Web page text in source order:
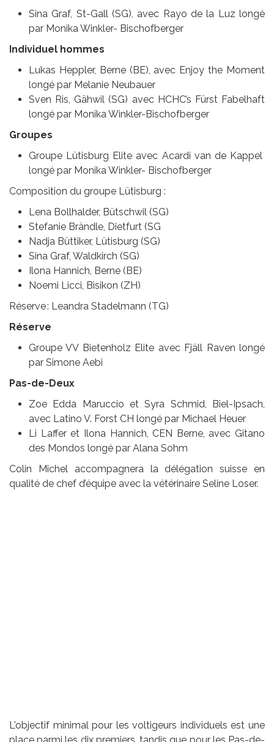
Sina Graf, St-Gall (SG), avec Rayo de la Luz longé
par Monika Winkler- Bischofberger
Individuel hommes
Lukas Heppler, Berne (BE), avec Enjoy the Moment
longé par Melanie Neubauer
Sven Ris, Gähwil (SG) avec HCHC’s Fürst Fabelhaft
longé par Monika Winkler-Bischofberger
Groupes
Groupe Lütisburg Elite avec Acardi van de Kappel
longé par Monika Winkler- Bischofberger
Composition du groupe Lütisburg :
Lena Bollhalder, Bütschwil (SG)
Stefanie Brändle, Dietfurt (SG
Nadja Büttiker, Lütisburg (SG)
Sina Graf, Waldkirch (SG)
Ilona Hannich, Berne (BE)
Noemi Licci, Bisikon (ZH)
Réserve : Leandra Stadelmann (TG)
Réserve
Groupe VV Bietenholz Elite avec Fjäll Raven longé
par Simone Aebi
Pas-de-Deux
Zoe Edda Maruccio et Syra Schmid, Biel-Ipsach,
avec Latino V. Forst CH longé par Michael Heuer
Li Laffer et Ilona Hannich, CEN Berne, avec Gitano
des Mondos longé par Alana Sohm
Colin Michel accompagnera la délégation suisse en
qualité de chef d’équipe avec la vétérinaire Seline Loser.
L'objectif minimal pour les voltigeurs individuels est une